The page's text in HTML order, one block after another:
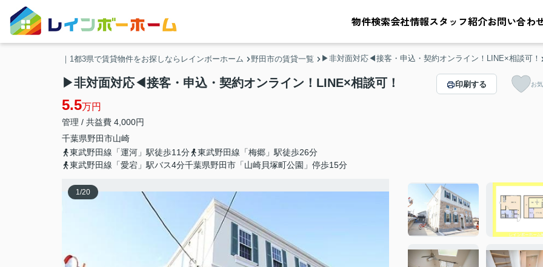
物件検索会社情報スタッフ紹介お問い合わ
｜1都3県で賃貸物件をお探しならレインボーホーム 野田市の賃貸一覧 ▶非対面対応◀接客・申込・契約オンライン！LINE×相談可！
▶非対面対応◀接客・申込・契約オンライン！LINE×相談可！
5.5万円
管理 / 共益費 4,000円
千葉県野田市山崎
東武野田線「運河」駅徒歩11分
東武野田線「梅郷」駅徒歩26分
東武野田線「愛宕」駅バス4分千葉県野田市「山崎貝塚町公園」停歩15分
印刷する お
1/20